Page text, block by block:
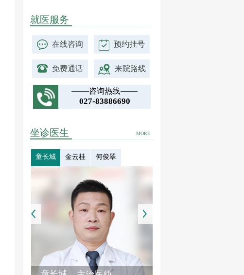
就医服务
在线咨询 预约挂号
免费通话 来院路线
咨询热线
027-83886690
MORE
坐诊医生
童长城 金云桂 何俊翠